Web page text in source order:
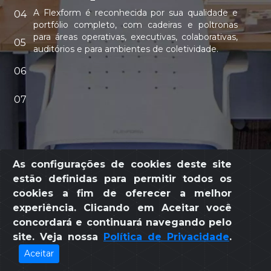
A Flexform é reconhecida por sua qualidade e
portfólio completo, com cadeiras e poltronas
para áreas operativas, executivas, colaborativas,
auditórios e para ambientes de coletividade.
04
05
06
07
loja online
As configurações de cookies deste site
estão definidas para permitir todos os
cookies a fim de oferecer a melhor
experiência. Clicando em Aceitar você
concordará e continuará navegando pelo
site. Veja nossa Política de Privacidade.
Aceitar